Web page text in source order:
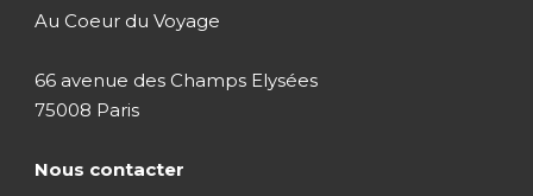
Jour 5 Serengeti (Seronera)
Jour 6 Ngorongoro
Au Coeur du Voyage
66 avenue des Champs Elysées
75008 Paris
Nous contacter